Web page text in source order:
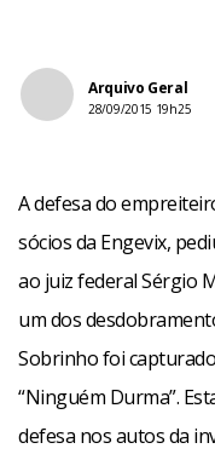
Arquivo Geral
28/09/2015 19h25
A defesa do
sócios da Engevix,
ao juiz federal Sérgio
um dos
Sobrinho foi
“Ninguém Durma”.
defesa nos autos da